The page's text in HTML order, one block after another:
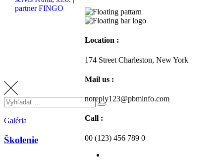
Location :
174 Street Charleston, New York
Mail us :
noreply123@pbminfo.com
Call :
00 (123) 456 789 0
Galéria
Školenie